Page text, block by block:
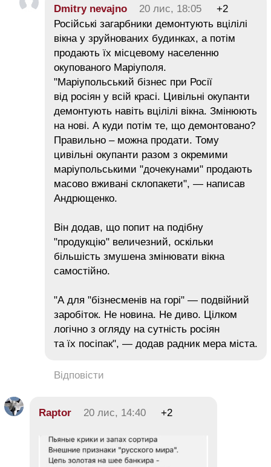
Dmitry nevajno 20 лис, 18:05
+2
Російські загарбники демонтують вцілілі
вікна у зруйнованих будинках, а потім
продають їх місцевому населенню
окупованого Маріуполя.
"Маріупольський бізнес при Росії
від росіян у всій красі. Цивільні окупанти
демонтують навіть вцілілі вікна. Змінюють
на нові. А куди потім те, що демонтовано?
Правильно – можна продати. Тому
цивільні окупанти разом з окремими
маріупольськими "дочекунами" продають
масово вживані склопакети", — написав
Андрющенко.
Він додав, що попит на подібну
"продукцію" величезний, оскільки
більшість змушена змінювати вікна
самостійно.
"А для "бізнесменів на горі" — подвійний
заробіток. Не новина. Не диво. Цілком
логічно з огляду на сутність росіян
та їх посіпак", — додав радник мера міста.
Відповісти
Raptor 20 лис, 14:40 +2